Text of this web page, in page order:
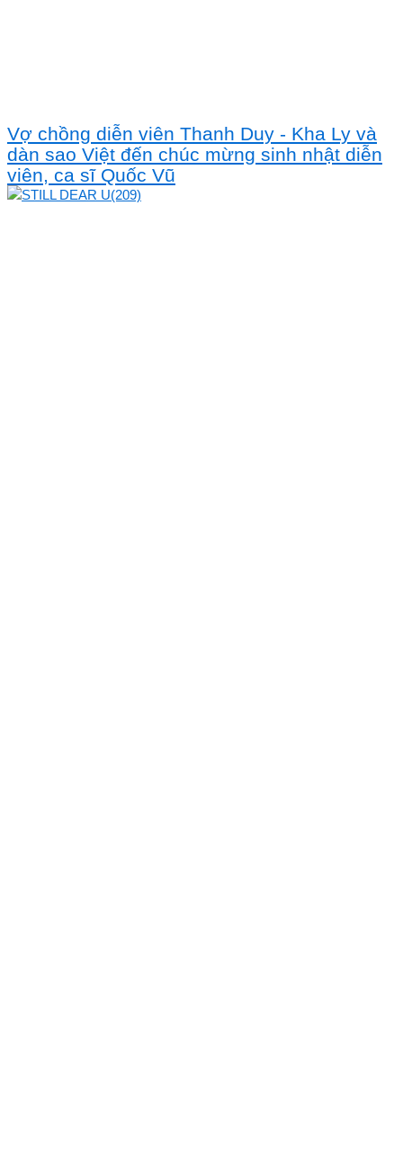
Vợ chồng diễn viên Thanh Duy - Kha Ly và
dàn sao Việt đến chúc mừng sinh nhật diễn
viên, ca sĩ Quốc Vũ